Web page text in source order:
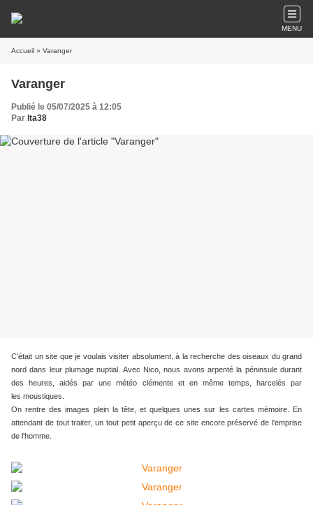
MENU
Accueil » Varanger
Varanger
Publié le 05/07/2025 à 12:05
Par lta38
C'était un site que je voulais visiter absolument, à la recherche des oiseaux du grand
nord dans leur plumage nuptial. Avec Nico, nous avons arpenté la péninsule durant
des heures, aidés par une météo clémente et en même temps, harcelés par
les moustiques.
On rentre des images plein la tête, et quelques unes sur les cartes mémoire. En
attendant de tout traiter, un tout petit aperçu de ce site encore préservé de l'emprise
de l'homme.